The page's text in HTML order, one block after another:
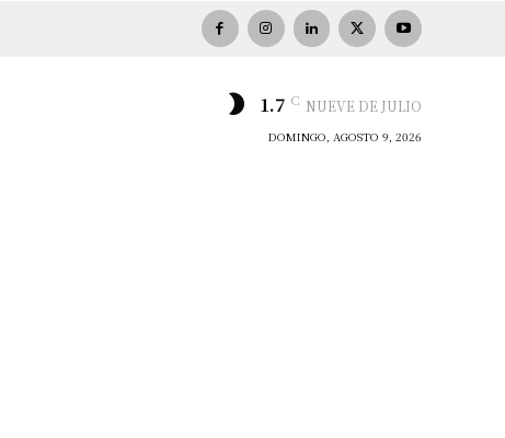
1.7 C NUEVE DE JULIO
DOMINGO, AGOSTO 9, 2026